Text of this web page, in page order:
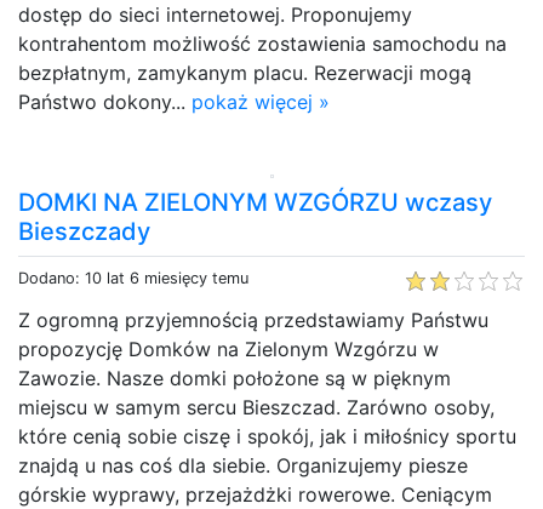
dostęp do sieci internetowej. Proponujemy
kontrahentom możliwość zostawienia samochodu na
bezpłatnym, zamykanym placu. Rezerwacji mogą
Państwo dokony... pokaż więcej »
DOMKI NA ZIELONYM WZGÓRZU wczasy
Bieszczady
Dodano: 10 lat 6 miesięcy temu
Z ogromną przyjemnością przedstawiamy Państwu
propozycję Domków na Zielonym Wzgórzu w
Zawozie. Nasze domki położone są w pięknym
miejscu w samym sercu Bieszczad. Zarówno osoby,
które cenią sobie ciszę i spokój, jak i miłośnicy sportu
znajdą u nas coś dla siebie. Organizujemy piesze
górskie wyprawy, przejażdżki rowerowe. Ceniącym